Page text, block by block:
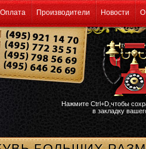
Оплата Производители Новости О
Нажмите Ctrl+D,чтобы
в закладку